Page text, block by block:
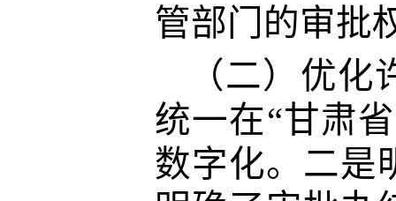
管部门的审批
（二） 优化
统一在“甘肃
数字化。 二是